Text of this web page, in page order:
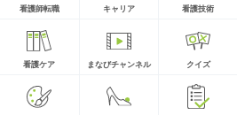
看護師転職 キャリア 看護技術
看護ケア まなびチャンネル クイズ